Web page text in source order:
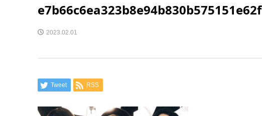
e7b66c6ea323b8e94b830b575151e62f
2023.02.01
Tweet RSS